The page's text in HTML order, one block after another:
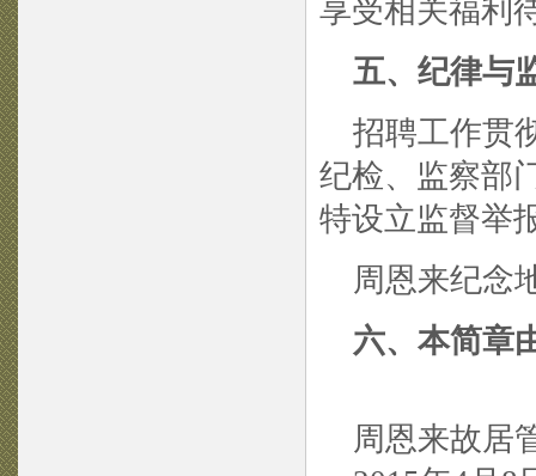
享受相关福利
五、纪律与
招聘工作贯
纪检、监察部
特设立监督举
周恩来纪念
六、本简章
周恩来故居